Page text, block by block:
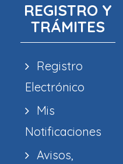
REGISTRO Y
TRÁMITES
Registro
Electrónico
Mis
Notificaciones
Avisos,